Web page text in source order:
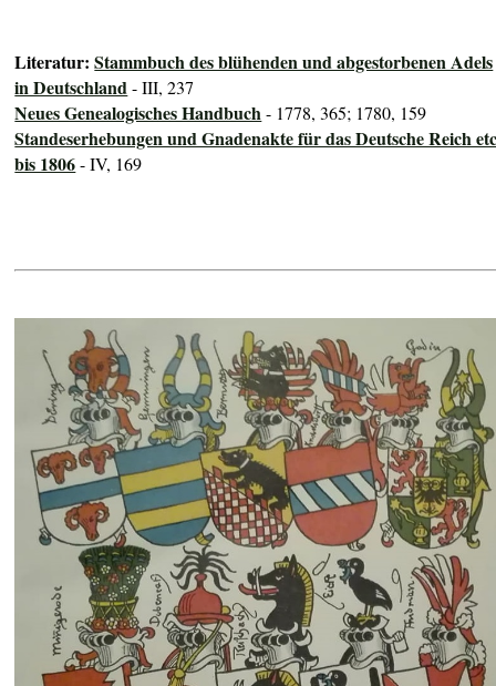
Literatur:Stammbuch des blühenden und abgestorbenen Adels
in Deutschland- III, 237
Neues Genealogisches Handbuch- 1778, 365; 1780, 159
Standeserhebungen und Gnadenakte für das Deutsche Reich
bis 1806- IV, 169